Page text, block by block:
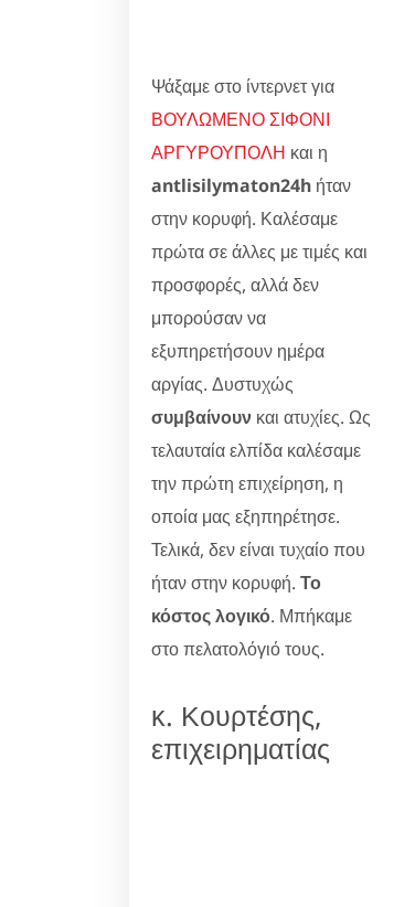
Ψάξαμε στο ίντερνετ για
ΒΟΥΛΩΜΕΝΟ ΣΙΦΟΝΙ
ΑΡΓΥΡΟΥΠΟΛΗ και η
antlisilymaton24h ήταν
στην κορυφή. Καλέσαμε
πρώτα σε άλλες με τιμές και
προσφορές, αλλά δεν
μπορούσαν να
εξυπηρετήσουν ημέρα
αργίας. Δυστυχώς
συμβαίνουν και ατυχίες. Ως
τελαυταία ελπίδα καλέσαμε
την πρώτη επιχείρηση, η
οποία μας εξηπηρέτησε.
Τελικά, δεν είναι τυχαίο που
ήταν στην κορυφή. Το
κόστος λογικό. Μπήκαμε
στο πελατολόγιό τους.
κ. Κουρτέσης,
επιχειρηματίας